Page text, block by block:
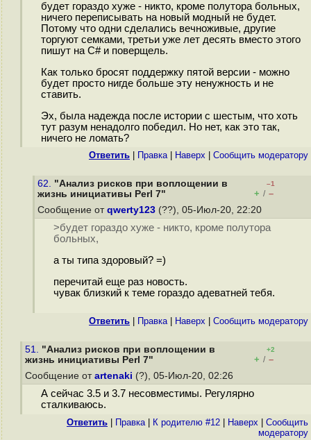
будет гораздо хуже - никто, кроме полутора больных,
ничего переписывать на новый модный не будет.
Потому что одни сделались вечноживые, другие
торгуют семками, третьи уже лет десять вместо этого
пишут на C# и поверщель.
Как только бросят поддержку пятой версии - можно
будет просто нигде больше эту ненужность и не
ставить.
Эх, была надежда после истории с шестым, что хоть
тут разум ненадолго победил. Но нет, как это так,
ничего не ломать?
Ответить Правка| Наверх Cообщить модератору
62. "Анализ рисков при воплощении в
жизнь инициативы Perl 7"
–1
+ / –
Сообщение от qwerty123 (??), 05-Июл-20, 22:20
>будет гораздо хуже - никто, кроме полутора
больных,
а ты типа здоровый? =)
перечитай еще раз новость.
чувак близкий к теме гораздо адеватней тебя.
Ответить Правка| Наверх Cообщить модератору
51. "Анализ рисков при воплощении в
жизнь инициативы Perl 7"
+2
+ / –
Сообщение от artenaki (?), 05-Июл-20, 02:26
А сейчас 3.5 и 3.7 несовместимы. Регулярно
сталкиваюсь.
Ответить Правка| К родителю #12 Наверх
Cообщить
модератору